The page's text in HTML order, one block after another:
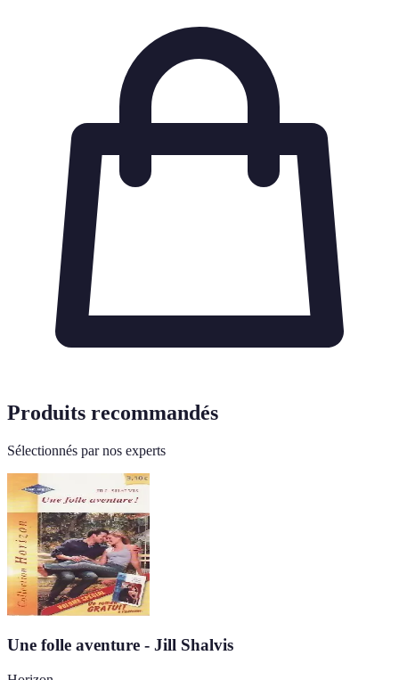
Produits recommandés
Sélectionnés par nos experts
Une folle aventure - Jill Shalvis